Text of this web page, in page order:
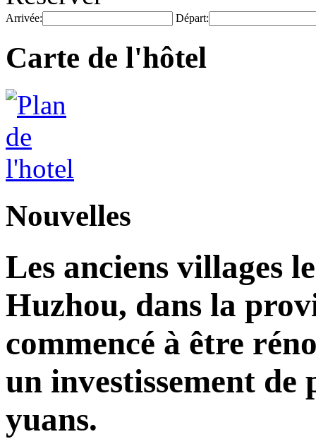
Arrivée: Départ:
Carte de l'hôtel
Nouvelles
Les anciens villages
Huzhou, dans la
commencé à être
un investissement
yuans.